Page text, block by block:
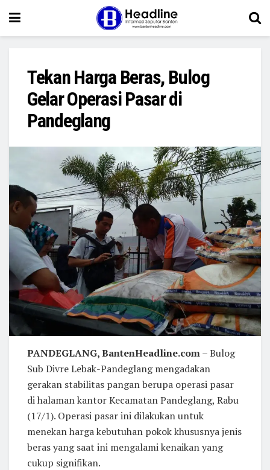
Tekan Harga Beras, Bulog
Gelar Operasi Pasar di
Pandeglang
PANDEGLANG, BantenHeadline.com– Bulog
Sub Divre Lebak-Pandeglang mengadakan
gerakan stabilitas pangan berupa operasi pasar
di halaman kantor Kecamatan Pandeglang, Rabu
(17/1). Operasi pasar ini dilakukan untuk
menekan harga kebutuhan pokok khususnya jenis
beras yang saat ini mengalami kenaikan yang
cukup signifikan.